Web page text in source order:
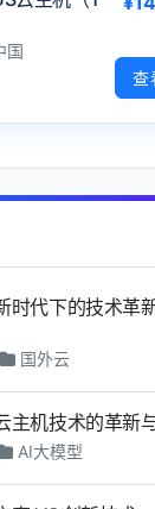
国
查
时代下的技术革
国外云
主机技术的革新
AI大模型